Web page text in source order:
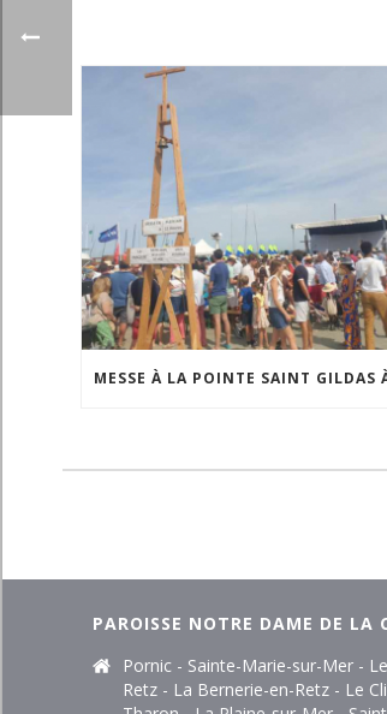
PAROISSE NOTRE DAME DE LA
Pornic - Sainte-Marie-sur-Mer -
Retz - La Bernerie-en-Retz - Le